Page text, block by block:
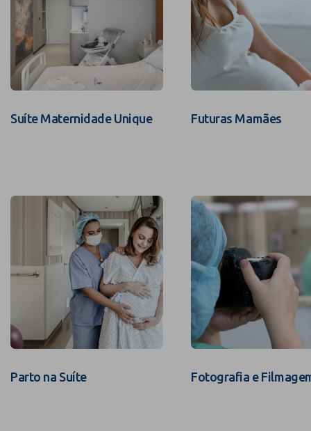
Suíte Maternidade Unique Futuras Mamães
Parto na Suíte Fotografia e